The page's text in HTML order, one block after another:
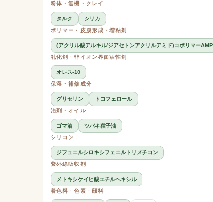
粉体・無機・クレイ
タルク
シリカ
ポリマー・皮膜形成・増粘剤
(アクリル酸アルキル/ジアセトンアクリルアミド)コポリマーAMP
乳化剤・非イオン界面活性剤
オレス-10
保湿・補修成分
グリセリン
トコフェロール
油剤・オイル
ゴマ油
ツバキ種子油
シリコン
ジフェニルシロキシフェニルトリメチコン
紫外線吸収剤
メトキシケイヒ酸エチルヘキシル
着色料・色素・顔料